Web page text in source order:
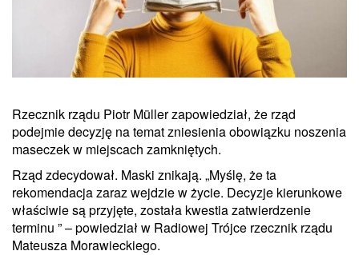
Rzecznik rządu Piotr Müller zapowiedział, że rząd
podejmie decyzję na temat zniesienia obowiązku noszenia
maseczek w miejscach zamkniętych.
Rząd zdecydował. Maski znikają. „Myślę, że ta
rekomendacja zaraz wejdzie w życie. Decyzje kierunkowe
właściwie są przyjęte, została kwestia zatwierdzenie
terminu ” – powiedział w Radiowej Trójce rzecznik rządu
Mateusza Morawieckiego.